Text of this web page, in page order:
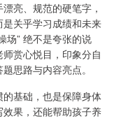
亮、规范的硬笔字，
关乎学习成绩和未来
场” 绝不是夸张的说
赏心悦目，印象分自
思路与内容亮点。
基础，也是保障身体
果，还能帮助孩子养